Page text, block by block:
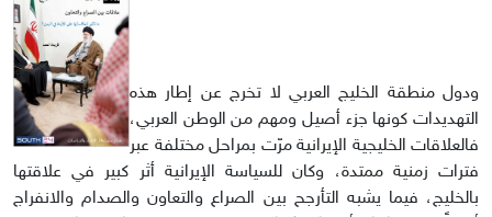
ودول منطقة الخليج العربي لا تخرج عن إطار هذه
التهديدات كونها جزء أصيل ومهم من الوطن العربي،
فالعلاقات الخليجية الإيرانية مرّت بمراحل مختلفة عبر
فترات زمنية ممتدة، وكان للسياسة الإيرانية أثر كبير في علاقتها
بالخليج، فيما يشبه التأرجح بين الصراع والتعاون والصدام والانفراج